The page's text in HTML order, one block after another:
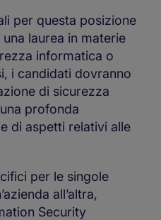
per questa posizione
laurea in materie
informatica o
i candidati dovranno
di sicurezza
profonda
di aspetti relativi alle
per le singole
all’altra,
Security